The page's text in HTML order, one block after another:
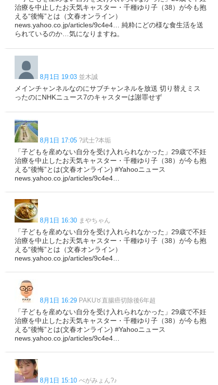
治療を中止したお天気キャスター・千種ゆり子（38）が今も抱
える“後悔”とは（文春オンライン）
news.yahoo.co.jp/articles/9c4e4… 純粋にどの様な食生活を送
られているのか…気になりますね。
8月1日 19:03 並木誠
メインチャンネルなのにサブチャンネルを放送 切り替えミス
ったのにNHKニュース7のキャスターは謝罪せず
8月1日 17:05 ?武士?本垢
「子どもを産めない自分を受け入れられなかった」29歳で不妊
治療を中止したお天気キャスター・千種ゆり子（38）が今も抱
える“後悔”とは(文春オンライン) #Yahooニュース
news.yahoo.co.jp/articles/9c4e4…
8月1日 16:30 まやちゃん
「子どもを産めない自分を受け入れられなかった」29歳で不妊
治療を中止したお天気キャスター・千種ゆり子（38）が今も抱
える“後悔”とは（文春オンライン）
news.yahoo.co.jp/articles/9c4e4…
8月1日 16:29 PAKU♉直腸癌切除後6年超
「子どもを産めない自分を受け入れられなかった」29歳で不妊
治療を中止したお天気キャスター・千種ゆり子（38）が今も抱
える“後悔”とは(文春オンライン) #Yahooニュース
news.yahoo.co.jp/articles/9c4e4…
8月1日 15:10 べがみょん?♪